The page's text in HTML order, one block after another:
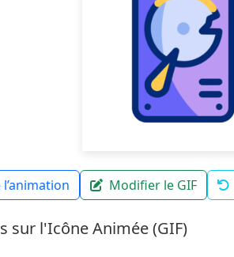
Modifier le GIF
sur l'Icône Animée (GIF)